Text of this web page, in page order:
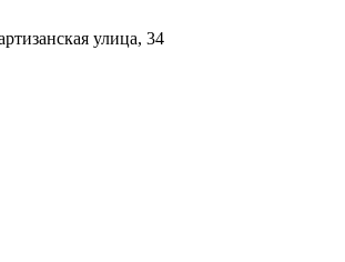
улица, 34